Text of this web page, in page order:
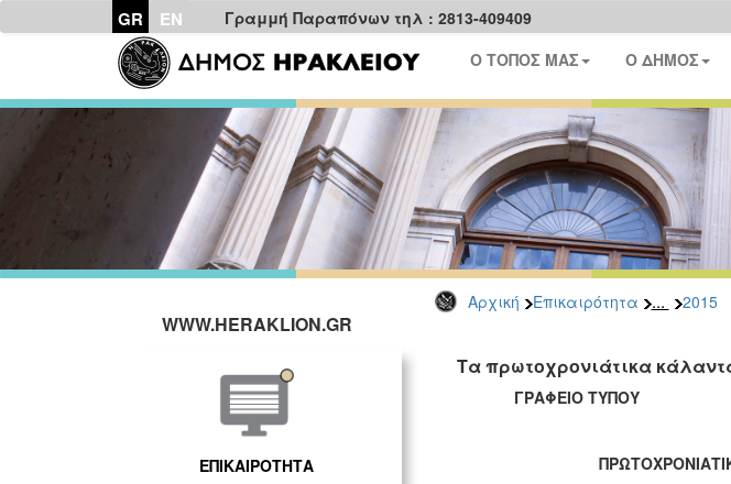
GR EN Γραμμή Παραπόνων τηλ : 2813-409409
Ο ΤΟΠΟΣ ΜΑΣ Ο ΔΗΜΟΣ
Αρχική Επικαιρότητα ... 2015
WWW.HERAKLION.GR
ΕΠΙΚΑΙΡΟΤΗΤΑ
Τα πρωτοχρονιάτικα
ΓΡΑΦΕΙΟ ΤΥΠΟΥ